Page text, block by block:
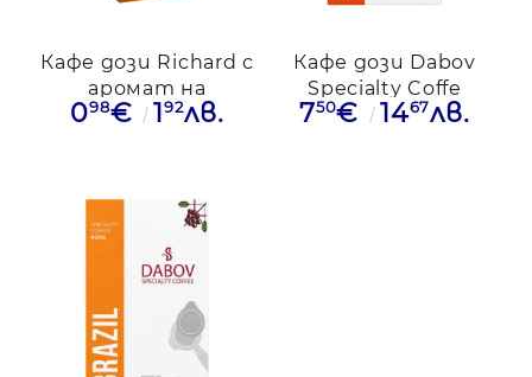
Кафе дози Richard с
аромат на
лешник,1бр.
098€ 192лв.
Кафе дози Dabov
Specialty Coffe
Etiopia, 12 дози
750€ 1467лв.